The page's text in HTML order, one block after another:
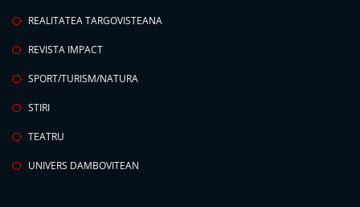
REALITATEA TARGOVISTEANA
REVISTA IMPACT
SPORT/TURISM/NATURA
STIRI
TEATRU
UNIVERS DAMBOVITEAN